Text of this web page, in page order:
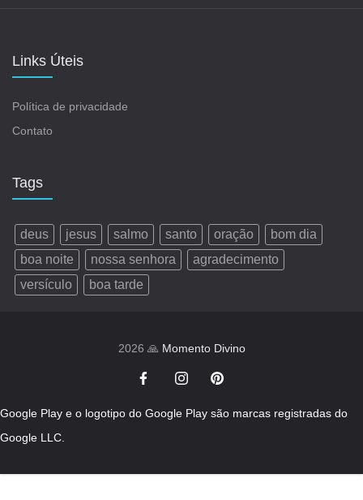
Links Úteis
Política de privacidade
Contato
Tags
deus jesus salmo santo oração
bom dia
boa noite
nossa senhora
agradecimento
versículo
boa tarde
2026 🙏 Momento Divino
Google Play e o logotipo do Google Play são marcas registradas do
Google LLC.